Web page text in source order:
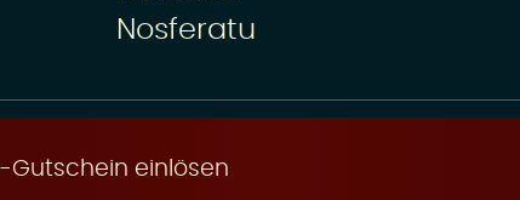
Nosferatu
Gutschein einlösen